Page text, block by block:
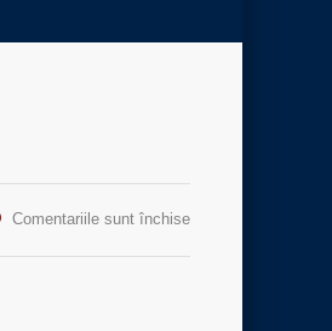
Comentariile sunt închisepentru